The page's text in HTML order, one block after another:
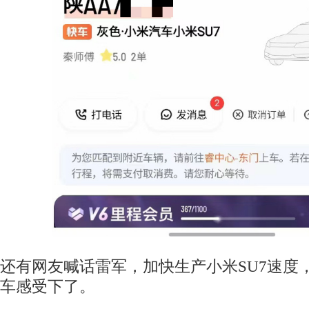
还有网友喊话雷军，加快生产小米SU7速度
车感受下了。